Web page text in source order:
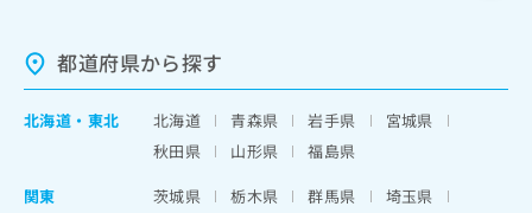
都道府県から探す
北海道 ・ 東北 北海道 青森県 岩手県
宮城県
秋田県
山形県
福島県
関東
茨城県 栃木県 群馬県
埼玉県